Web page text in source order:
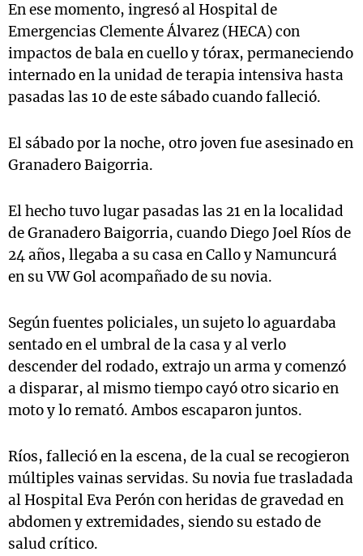
En ese momento, ingresó al Hospital de
Emergencias Clemente Álvarez (HECA) con
impactos de bala en cuello y tórax, permaneciendo
internado en la unidad de terapia intensiva hasta
pasadas las 10 de este sábado cuando falleció.
El sábado por la noche, otro joven fue asesinado en
Granadero Baigorria.
El hecho tuvo lugar pasadas las 21 en la localidad
de Granadero Baigorria, cuando Diego Joel Ríos de
24 años, llegaba a su casa en Callo y Namuncurá
en su VW Gol acompañado de su novia.
Según fuentes policiales, un sujeto lo aguardaba
sentado en el umbral de la casa y al verlo
descender del rodado, extrajo un arma y comenzó
a disparar, al mismo tiempo cayó otro sicario en
moto y lo remató. Ambos escaparon juntos.
Ríos, falleció en la escena, de la cual se recogieron
múltiples vainas servidas. Su novia fue trasladada
al Hospital Eva Perón con heridas de gravedad en
abdomen y extremidades, siendo su estado de
salud crítico.